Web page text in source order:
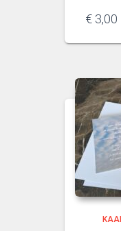
€ 3,00